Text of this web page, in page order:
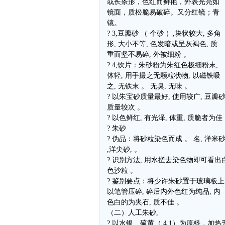
或长条形，色红而鲜艳，外表光亮如
镜面，质松脆易破碎。又分红镜；青
镜。
? 3,豆瓣砂 （ 个砂 ）,块状较大, 多角
形, 大小不等, 色发暗或呈灰褐色, 质
重而坚不易碎, 外被细粉 。
? 4,饮片：朱砂粉为朱红色极细粉末,
体轻, 用手撮之无颗粒状物, 以磁铁吸
之, 无铁末 。 无臭, 无味 。
? 以朱宝砂质量最好, 使用较广, 豆瓣砂
质量较次 。
? 以色鲜红, 有光泽, 体重, 质脆者为佳
? 朱砂
? 伪品：将砂粒染色而成 。 名, 洋米
,洋尖砂, 。
? 识别方法, 用水搓去染色物即可看出
色沙粒 。
? 鉴别要点：将少许朱砂置于玻璃板
以笔管压碎, 碎后内外色红为纯品, 内
色白的为夹石, 质不佳 。
（二）人工朱砂,
? 以水银、硫黄（ 4,1）为原料，加热